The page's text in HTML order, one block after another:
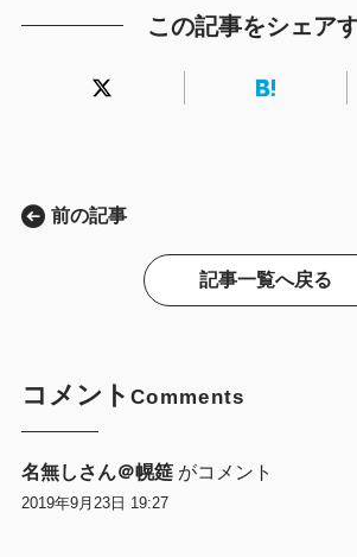
この記事をシェア
前の記事
記事一覧へ戻る
コメント Comments
名無しさん＠幌筵 がコメント
2019年9月23日 19:27